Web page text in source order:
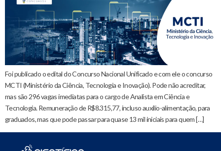
Foi publicado o edital do Concurso Nacional Unificado e com ele o concurso
MCTI (Ministério da Ciência, Tecnologia e Inovação). Pode não acreditar,
mas são 296 vagas imediatas para o cargo de Analista em Ciência e
Tecnologia. Remuneração de R$8.315,77, incluso auxílio-alimentação, para
graduados, mas que pode passar para quase 13 mil iniciais para quem […]